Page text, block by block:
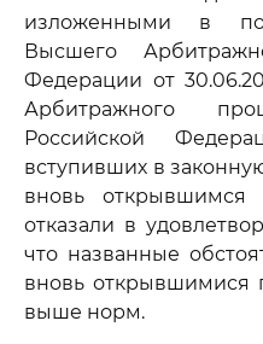
изложенными в
Высшего
Федерации от
Арбитражного
Российской
вступивших в
вновь открывшимся
отказали в
что названные
вновь открывшимися
выше норм.